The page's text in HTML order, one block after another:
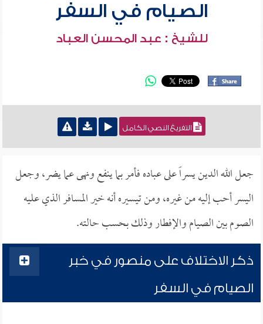
الصيام في السفر
للشيخ : عبد المحسن العباد
التفريغ النصي الكامل
جعل الله الدين يسراً على عباده فأمر بما ينفع ونهى عما يضر، وجعل
اليسر أحب إليه من غيره، ومن تيسيره أنه خير المسافر الذي عليه
الصوم بين الصيام والإفطار وذلك بحسب حالته.
ذكر الاختلاف على منصور في خبر
الصيام في السفر